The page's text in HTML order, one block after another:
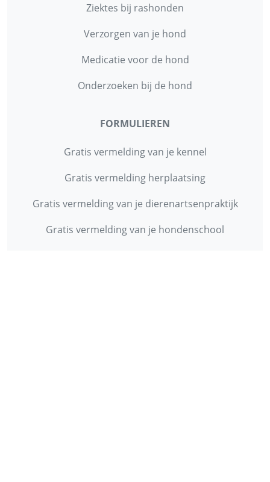
Ziektes bij rashonden
Verzorgen van je hond
Medicatie voor de hond
Onderzoeken bij de hond
FORMULIEREN
Gratis vermelding van je kennel
Gratis vermelding herplaatsing
Gratis vermelding van je dierenartsenpraktijk
Gratis vermelding van je hondenschool